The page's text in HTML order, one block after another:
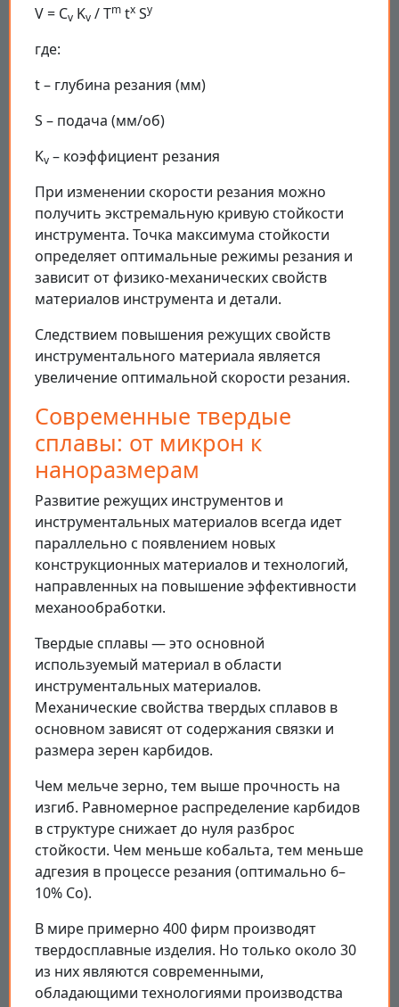
V = Cv Kv / Tm tx Sy
где:
t – глубина резания (мм)
S – подача (мм/об)
Kv – коэффициент резания
При изменении скорости резания можно
получить экстремальную кривую стойкости
инструмента. Точка максимума стойкости
определяет оптимальные режимы резания и
зависит от физико-механических свойств
материалов инструмента и детали.
Следствием повышения режущих свойств
инструментального материала является
увеличение оптимальной скорости резания.
Современные твердые
сплавы: от микрон к
наноразмерам
Развитие режущих инструментов и
инструментальных материалов всегда идет
параллельно с появлением новых
конструкционных материалов и технологий,
направленных на повышение эффективности
механообработки.
Твердые сплавы — это основной
используемый материал в области
инструментальных материалов.
Механические свойства твердых сплавов в
основном зависят от содержания связки и
размера зерен карбидов.
Чем мельче зерно, тем выше прочность на
изгиб. Равномерное распределение карбидов
в структуре снижает до нуля разброс
стойкости. Чем меньше кобальта, тем меньше
адгезия в процессе резания (оптимально 6–
10% Co).
В мире примерно 400 фирм производят
твердосплавные изделия. Но только около 30
из них являются современными,
обладающими технологиями производства